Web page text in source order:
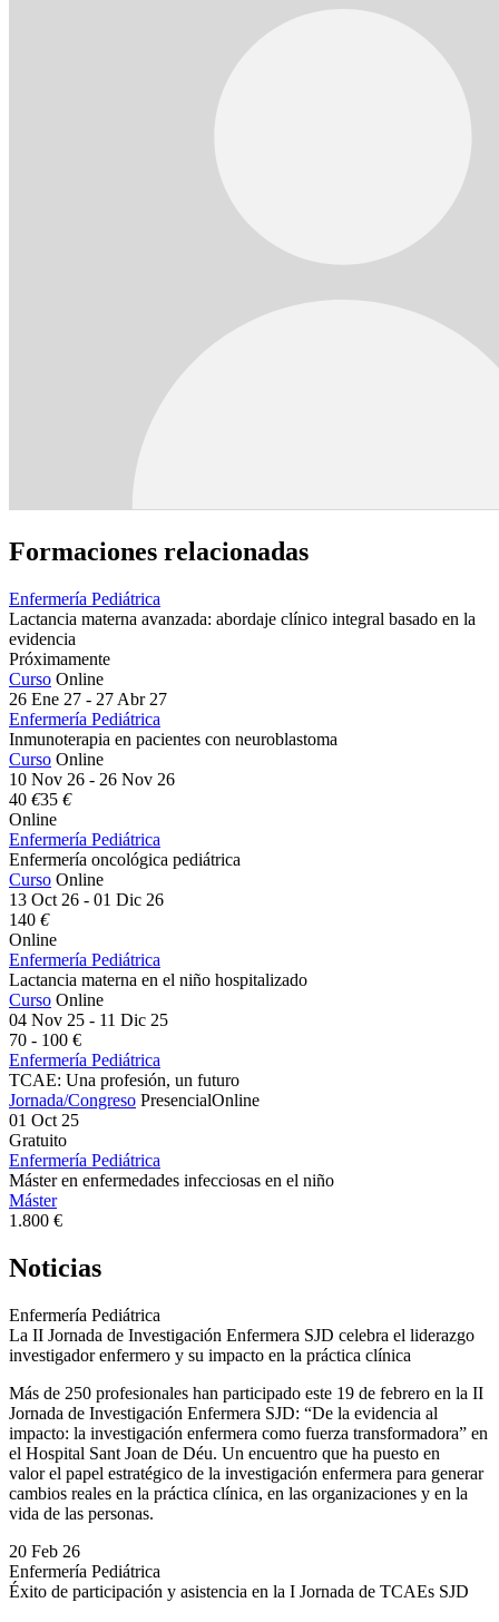
Formaciones relacionadas
Enfermería Pediátrica
Lactancia materna avanzada: abordaje clínico integral basado en la
evidencia
Próximamente
Curso Online
26 Ene 27 - 27 Abr 27
Enfermería Pediátrica
Inmunoterapia en pacientes con neuroblastoma
Curso Online
10 Nov 26 - 26 Nov 26
40 €35 €
Online
Enfermería Pediátrica
Enfermería oncológica pediátrica
Curso Online
13 Oct 26 - 01 Dic 26
140 €
Online
Enfermería Pediátrica
Lactancia materna en el niño hospitalizado
Curso Online
04 Nov 25 - 11 Dic 25
70 - 100 €
Enfermería Pediátrica
TCAE: Una profesión, un futuro
Jornada/Congreso PresencialOnline
01 Oct 25
Gratuito
Enfermería Pediátrica
Máster en enfermedades infecciosas en el niño
Máster
1.800 €
Noticias
Enfermería Pediátrica
La II Jornada de Investigación Enfermera SJD celebra el liderazgo
investigador enfermero y su impacto en la práctica clínica
Más de 250 profesionales han participado este 19 de febrero en la II
Jornada de Investigación Enfermera SJD: “De la evidencia al
impacto: la investigación enfermera como fuerza transformadora” en
el Hospital Sant Joan de Déu. Un encuentro que ha puesto en
valor el papel estratégico de la investigación enfermera para generar
cambios reales en la práctica clínica, en las organizaciones y en la
vida de las personas.
20 Feb 26
Enfermería Pediátrica
Éxito de participación y asistencia en la I Jornada de TCAEs SJD